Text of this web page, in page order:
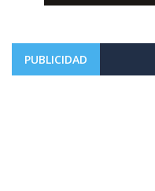
PUBLICIDAD